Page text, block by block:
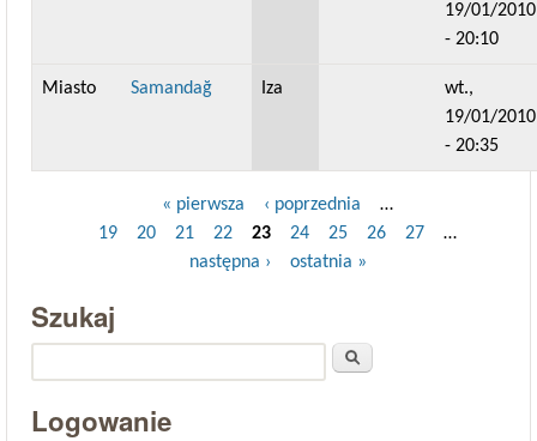
19/01/2010
- 20:10
Miasto Samandağ Iza
wt.,
19/01/2010
- 20:35
Strony
« pierwsza ‹ poprzednia
…
19
20 21 22 23 24 25 26 27
…
następna ›
ostatnia »
Szukaj
Logowanie